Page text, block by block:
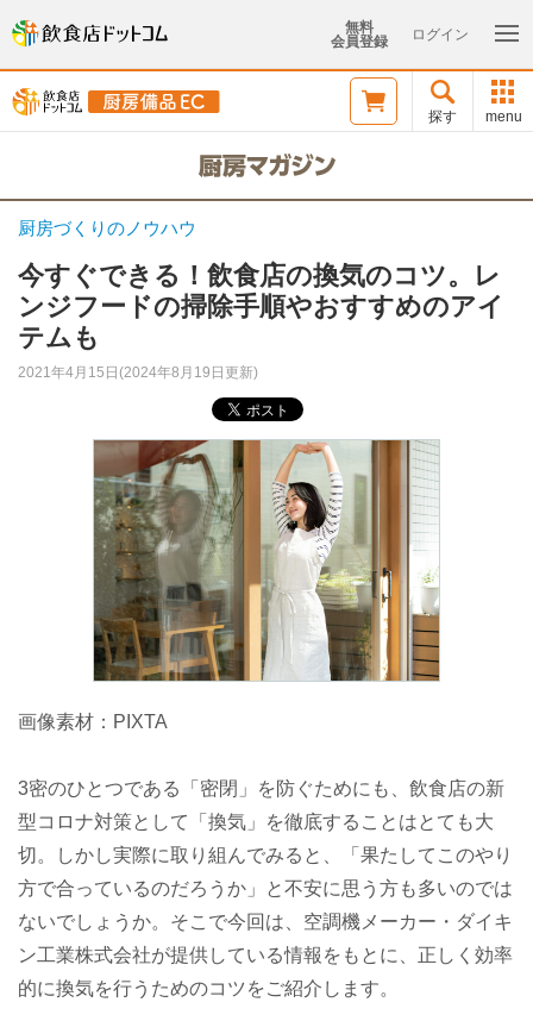
無料
会員登録
ログイン
探す menu
厨房づくりのノウハウ
今すぐできる！飲食店の換気のコツ。レ
ンジフードの掃除手順やおすすめのアイ
テムも
2021年4月15日(2024年8月19日更新)
画像素材：PIXTA
3密のひとつである「密閉」を防ぐためにも、飲食店の新
型コロナ対策として「換気」を徹底することはとても大
切。しかし実際に取り組んでみると、「果たしてこのやり
方で合っているのだろうか」と不安に思う方も多いのでは
ないでしょうか。そこで今回は、空調機メーカー・ダイキ
ン工業株式会社が提供している情報をもとに、正しく効率
的に換気を行うためのコツをご紹介します。